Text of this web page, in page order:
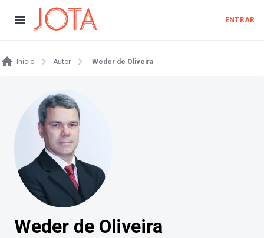
ENTRAR
Início Autor Weder de Oliveira
Weder de Oliveira